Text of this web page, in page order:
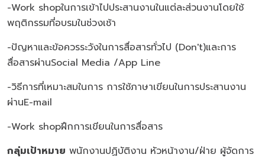
-Work shopในการเข้าไปประสานงานในแต่ละส่วนงานโดยใช้
พฤติกรรมที่อบรมในช่วงเช้า
-ปัญหาและข้อควรระวังในการสื่อสารทั่วไป (Don't)และการ
สื่อสารผ่านSocial Media /App Line
-วิธีการที่เหมาะสมในการ การใช้ภาษาเขียนในการประสานงาน
ผ่านE-mail
-Work shopฝึกการเขียนในการสื่อสาร
กลุ่มเป้าหมาย พนักงานปฏิบัติงาน หัวหน้างาน/ฝ่าย ผู้จัดการ